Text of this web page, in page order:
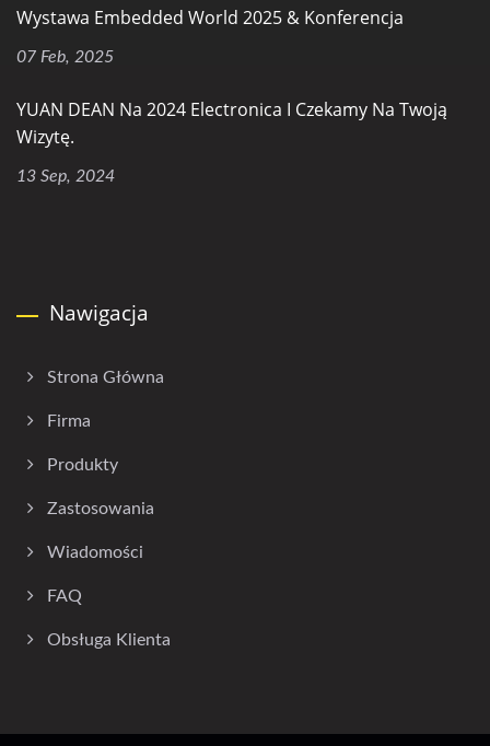
Wystawa Embedded World 2025 & Konferencja
07 Feb, 2025
YUAN DEAN Na 2024 Electronica I Czekamy Na Twoją
Wizytę.
13 Sep, 2024
Nawigacja
Strona Główna
Firma
Produkty
Zastosowania
Wiadomości
FAQ
Obsługa Klienta